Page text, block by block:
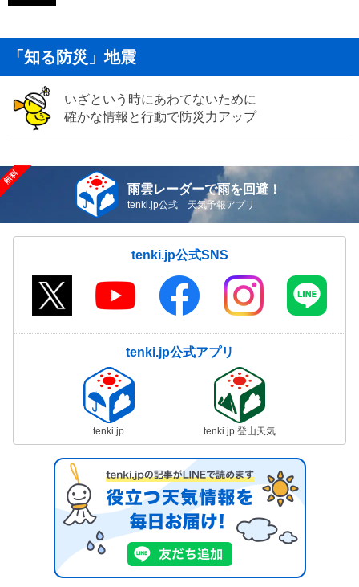
「知る防災」地震
いざという時にあわてないために
確かな情報と行動で防災力アップ
雨雲レーダーで雨を回避！
tenki.jp公式 天気予報アプリ
tenki.jp公式SNS
tenki.jp公式アプリ
tenki.jp tenki.jp 登山天気